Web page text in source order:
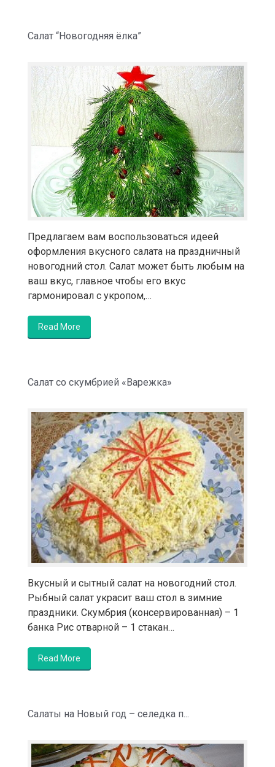
Салат “Новогодняя ёлка”
Предлагаем вам воспользоваться идеей
оформления вкусного салата на праздничный
новогодний стол. Салат может быть любым на
ваш вкус, главное чтобы его вкус
гармонировал с укропом,…
Read More
Салат со скумбрией «Варежка»
Вкусный и сытный салат на новогодний стол.
Рыбный салат украсит ваш стол в зимние
праздники. Скумбрия (консервированная) – 1
банка Рис отварной – 1 стакан…
Read More
Салаты на Новый год – селедка п...